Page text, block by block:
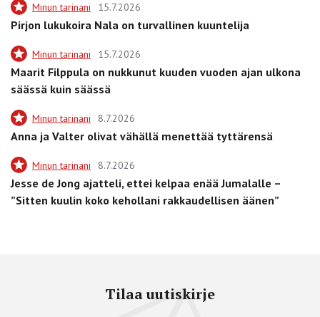
Minun tarinani 15.7.2026
Pirjon lukukoira Nala on turvallinen kuuntelija
Minun tarinani 15.7.2026
Maarit Filppula on nukkunut kuuden vuoden ajan ulkona
säässä kuin säässä
Minun tarinani 8.7.2026
Anna ja Valter olivat vähällä menettää tyttärensä
Minun tarinani 8.7.2026
Jesse de Jong ajatteli, ettei kelpaa enää Jumalalle –
”Sitten kuulin koko kehollani rakkaudellisen äänen”
Tilaa uutiskirje